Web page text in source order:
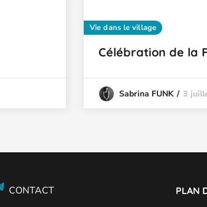
Vie dans le village
Célébration de la
Sabrina FUNK 3
CONTACT PLAN